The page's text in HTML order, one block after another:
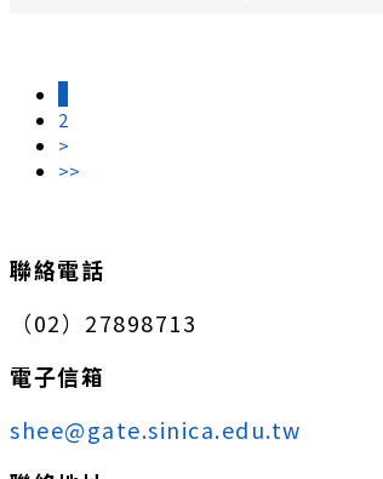
2
>
>>
聯絡電話
（02）27898713
電子信箱
shee@gate.sinica.edu.tw